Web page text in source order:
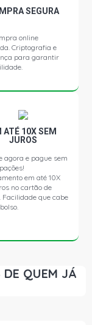
(1999 - 2002)
SEGURA
online
Criptografia e
para garantir
ATÉ 10X SEM
JUROS
agora e pague sem
em até 10X
no cartão de
Facilidade que cabe
DE QUEM JÁ